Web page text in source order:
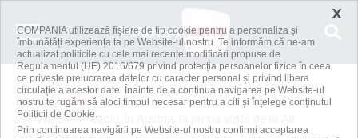
Acasă
Știri
VIDEO. Predoiu, în Austria, la prima vizită de la Air
×
COMPANIA utilizează fişiere de tip cookie pentru a personaliza și
îmbunătăți experiența ta pe Website-ul nostru. Te informăm că ne-am
actualizat politicile cu cele mai recente modificări propuse de
Regulamentul (UE) 2016/679 privind protecția persoanelor fizice în ceea
ce privește prelucrarea datelor cu caracter personal și privind libera
circulație a acestor date. Înainte de a continua navigarea pe Website-ul
nostru te rugăm să aloci timpul necesar pentru a citi și înțelege conținutul
Politicii de Cookie.
Prin continuarea navigării pe Website-ul nostru confirmi acceptarea